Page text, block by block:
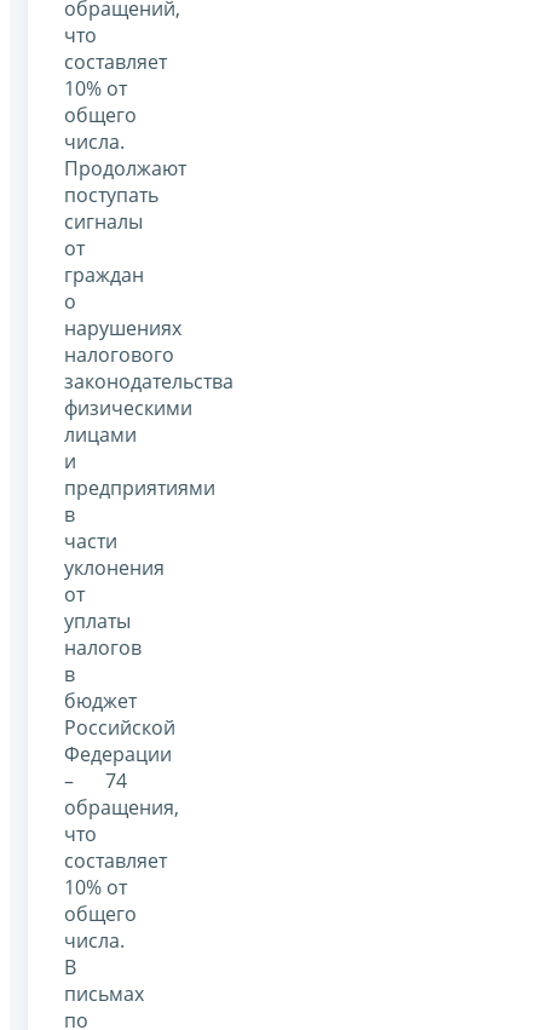
обращений,
что
составляет
10% от
общего
числа.
Продолжают
поступать
сигналы
от
граждан
о
нарушениях
налогового
законодательства
физическими
лицами
и
предприятиями
в
части
уклонения
от
уплаты
налогов
в
бюджет
Российской
Федерации
– 74
обращения,
что
составляет
10% от
общего
числа.
В
письмах
по